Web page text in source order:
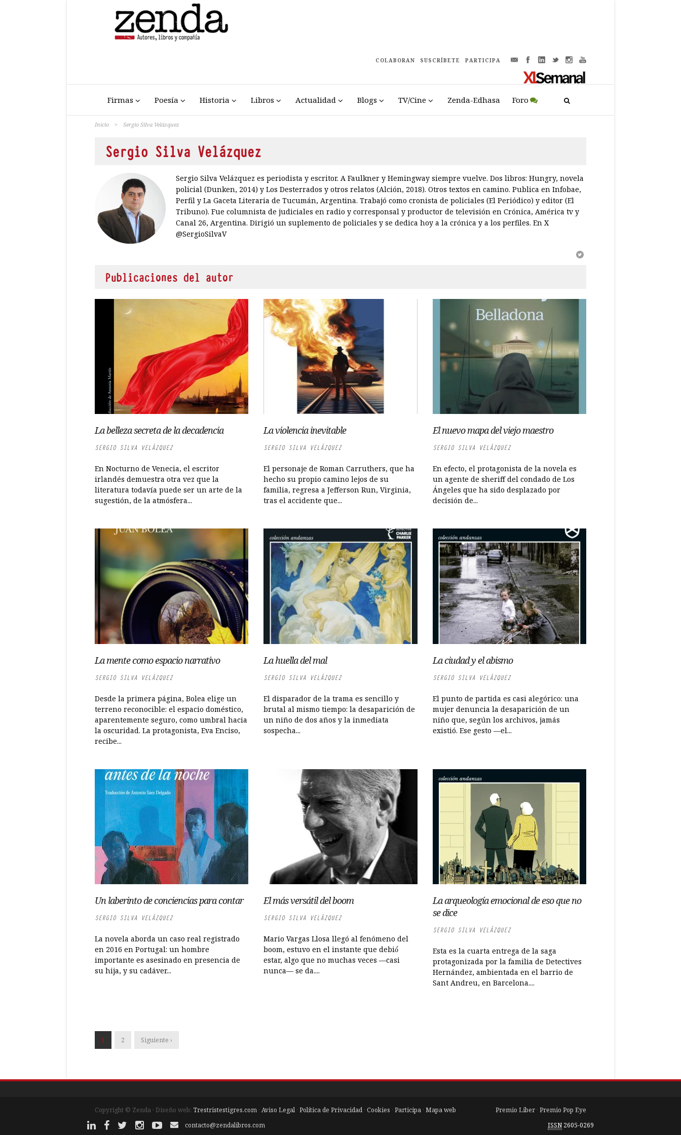
COLABORAN SUSCRÍBETE PARTICIPA
Firmas Poesía Historia Libros Actualidad Blogs TV/Cine Zenda-Edhasa Foro
Inicio > Sergio Silva Velázquez
Sergio Silva Velázquez
Sergio Silva Velázquez es periodista y escritor. A Faulkner y Hemingway siempre vuelve. Dos libros: Hungry, novela
policial (Dunken, 2014) y Los Desterrados y otros relatos (Alción, 2018). Otros textos en camino. Publica en Infobae,
Perfil y La Gaceta Literaria de Tucumán, Argentina. Trabajó como cronista de policiales (El Periódico) y editor (El
Tribuno). Fue columnista de judiciales en radio y corresponsal y productor de televisión en Crónica, América tv y
Canal 26, Argentina. Dirigió un suplemento de policiales y se dedica hoy a la crónica y a los perfiles. En X
@SergioSilvaV
Publicaciones del autor
La belleza secreta de la decadencia
SERGIO SILVA VELÁZQUEZ
En Nocturno de Venecia, el escritor
irlandés demuestra otra vez que la
literatura todavía puede ser un arte de la
sugestión, de la atmósfera...
La violencia inevitable
SERGIO SILVA VELÁZQUEZ
El personaje de Roman Carruthers, que ha
hecho su propio camino lejos de su
familia, regresa a Jefferson Run, Virginia,
tras el accidente que...
El nuevo mapa del viejo maestro
SERGIO SILVA VELÁZQUEZ
En efecto, el protagonista de la novela es
un agente de sheriff del condado de Los
Ángeles que ha sido desplazado por
decisión de...
La mente como espacio narrativo
SERGIO SILVA VELÁZQUEZ
Desde la primera página, Bolea elige un
terreno reconocible: el espacio doméstico,
aparentemente seguro, como umbral hacia
la oscuridad. La protagonista, Eva Enciso,
recibe...
La huella del mal
SERGIO SILVA VELÁZQUEZ
El disparador de la trama es sencillo y
brutal al mismo tiempo: la desaparición de
un niño de dos años y la inmediata
sospecha...
La ciudad y el abismo
SERGIO SILVA VELÁZQUEZ
El punto de partida es casi alegórico: una
mujer denuncia la desaparición de un
niño que, según los archivos, jamás
existió. Ese gesto —el...
Un laberinto de conciencias para contar
SERGIO SILVA VELÁZQUEZ
La novela aborda un caso real registrado
en 2016 en Portugal: un hombre
importante es asesinado en presencia de
su hija, y su cadáver...
El más versátil del boom
SERGIO SILVA VELÁZQUEZ
Mario Vargas Llosa llegó al fenómeno del
boom, estuvo en el instante que debió́
estar, algo que no muchas veces —casi
nunca— se da....
La arqueología emocional de eso que no
se dice
SERGIO SILVA VELÁZQUEZ
Esta es la cuarta entrega de la saga
protagonizada por la familia de Detectives
Hernández, ambientada en el barrio de
Sant Andreu, en Barcelona....
1 2 Siguiente ›
Copyright © Zenda · Diseño web: Trestristestigres.com · Aviso Legal · Política de Privacidad · Cookies · Participa · Mapa web Premio Liber · Premio Pop Eye
contacto@zendalibros.com
ISSN 2605-0269